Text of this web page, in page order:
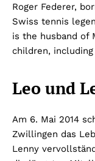
Roger Federer,
Swiss tennis
is the husband of
children,
Leo und
Am 6. Mai 2014
Zwillingen das
Lenny